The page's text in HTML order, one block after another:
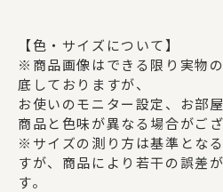
【色・サイズについて】
※商品画像はできる限り実物
底しておりますが、
お使いのモニター設定、お部
商品と色味が異なる場合がござ
※サイズの測り方は基準とな
すが、商品により若干の誤差
す。